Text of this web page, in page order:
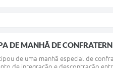
DE MANHÃ DE
de uma manhã especial de
de integração e descontração